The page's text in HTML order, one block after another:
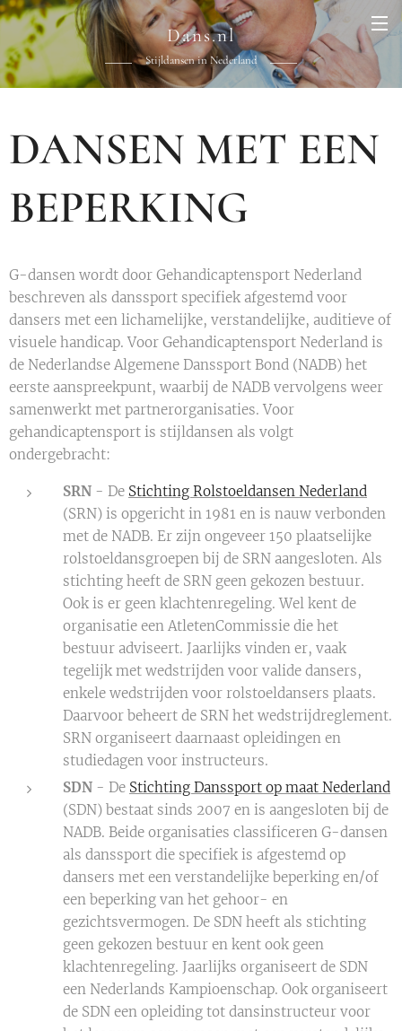
Dans.nl
Stijldansen in Nederland
DANSEN MET EEN
BEPERKING
G-dansen wordt door Gehandicaptensport Nederland
beschreven als danssport specifiek afgestemd voor
dansers met een lichamelijke, verstandelijke, auditieve of
visuele handicap. Voor Gehandicaptensport Nederland is
de Nederlandse Algemene Danssport Bond (NADB) het
eerste aanspreekpunt, waarbij de NADB vervolgens weer
samenwerkt met partnerorganisaties. Voor
gehandicaptensport is stijldansen als volgt
ondergebracht:
SRN - De Stichting Rolstoeldansen Nederland
(SRN) is opgericht in 1981 en is nauw verbonden
met de NADB. Er zijn ongeveer 150 plaatselijke
rolstoeldansgroepen bij de SRN aangesloten. Als
stichting heeft de SRN geen gekozen bestuur.
Ook is er geen klachtenregeling. Wel kent de
organisatie een AtletenCommissie die het
bestuur adviseert. Jaarlijks vinden er, vaak
tegelijk met wedstrijden voor valide dansers,
enkele wedstrijden voor rolstoeldansers plaats.
Daarvoor beheert de SRN het wedstrijdreglement.
SRN organiseert daarnaast opleidingen en
studiedagen voor instructeurs.
SDN - De Stichting Danssport op maat Nederland
(SDN) bestaat sinds 2007 en is aangesloten bij de
NADB. Beide organisaties classificeren G-dansen
als danssport die specifiek is afgestemd op
dansers met een verstandelijke beperking en/of
een beperking van het gehoor- en
gezichtsvermogen. De SDN heeft als stichting
geen gekozen bestuur en kent ook geen
klachtenregeling. Jaarlijks organiseert de SDN
een Nederlands Kampioenschap. Ook organiseert
de SDN een opleiding tot dansinstructeur voor